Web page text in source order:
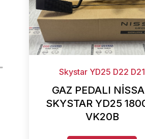
Skystar YD25 D22 D21
GAZ PEDALI
SKYSTAR YD25
VK20B